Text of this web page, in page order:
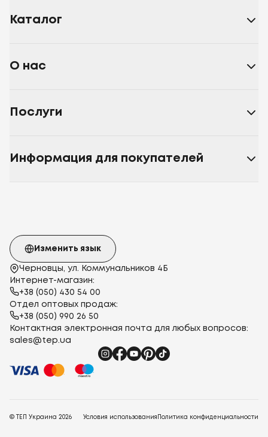
Каталог
О нас
Послуги
Информация для покупателей
Черновцы, ул. Коммунальников 4Б
Интернет-магазин:
+38 (050) 430 54 00
Отдел оптовых продаж:
+38 (050) 990 26 50
Контактная электронная почта для любых вопросов:
sales@tep.ua
Изменить язык
© ТЕП Украина 2026 Условия использования Политика конфиденциальности